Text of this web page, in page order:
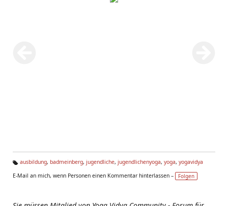
g
ausbildung, badmeinberg, jugendliche, jugendlichenyoga, yoga, yogavidya
E-Mail an mich, wenn Personen einen Kommentar hinterlassen –
Folgen